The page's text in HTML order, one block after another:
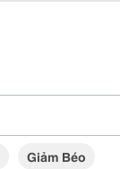
Giảm Béo